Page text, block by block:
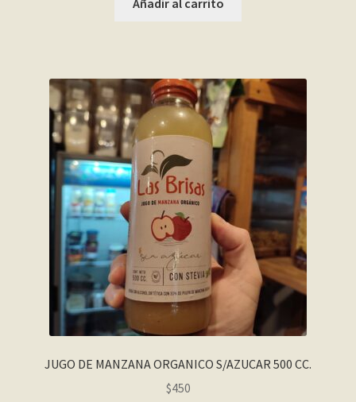
Añadir al carrito
JUGO DE MANZANA ORGANICO S/AZUCAR 500 CC.
$450